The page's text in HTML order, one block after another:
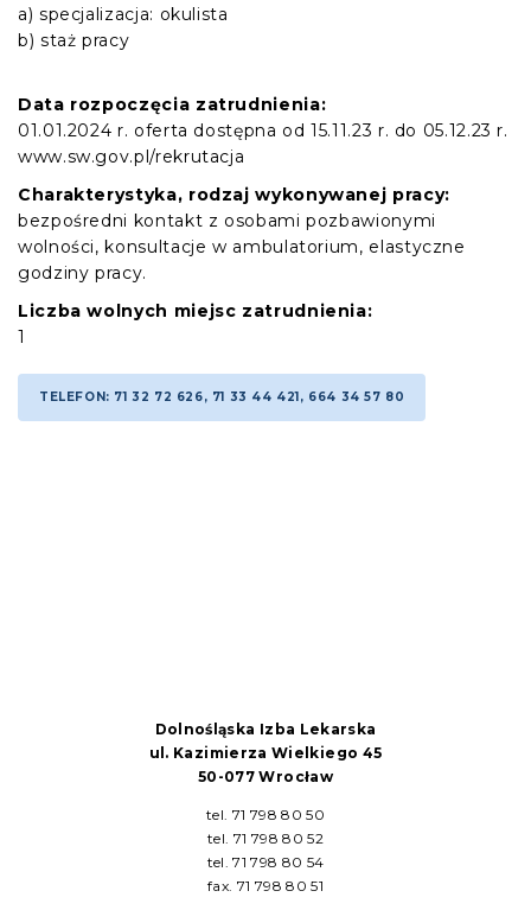
a) specjalizacja: okulista
b) staż pracy
Data rozpoczęcia zatrudnienia:
01.01.2024 r. oferta dostępna od 15.11.23 r. do 05.12.23 r.
www.sw.gov.pl/rekrutacja
Charakterystyka, rodzaj wykonywanej pracy:
bezpośredni kontakt z osobami pozbawionymi
wolności, konsultacje w ambulatorium, elastyczne
godziny pracy.
Liczba wolnych miejsc zatrudnienia:
1
TELEFON: 71 32 72 626, 71 33 44 421, 664 34 57 80
Dolnośląska Izba Lekarska
ul. Kazimierza Wielkiego 45
50-077 Wrocław
tel. 71 798 80 50
tel. 71 798 80 52
tel. 71 798 80 54
fax. 71 798 80 51